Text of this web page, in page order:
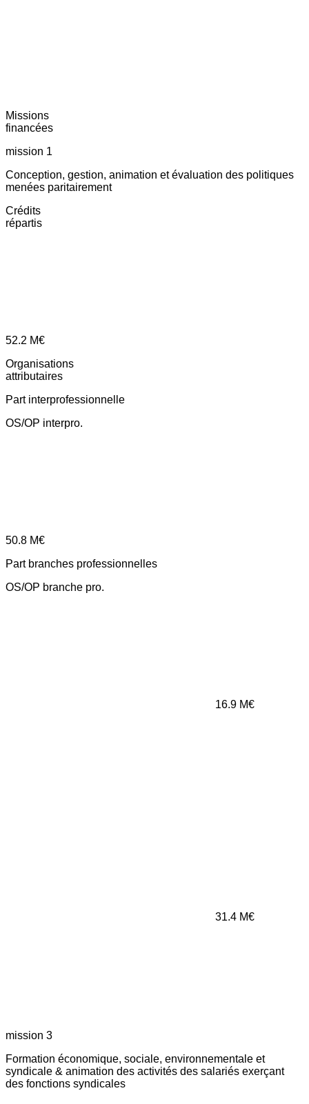
Missions
financées
mission 1
Conception, gestion, animation et évaluation des politiques
menées paritairement
Crédits
répartis
52.2 M€
Organisations
attributaires
Part interprofessionnelle
OS/OP interpro.
50.8 M€
Part branches professionnelles
OS/OP branche pro.
16.9 M€
31.4 M€
mission 3
Formation économique, sociale, environnementale et
syndicale & animation des activités des salariés exerçant
des fonctions syndicales